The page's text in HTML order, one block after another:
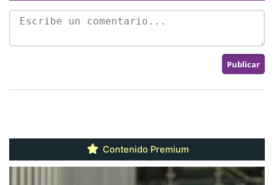
Contenido Premium